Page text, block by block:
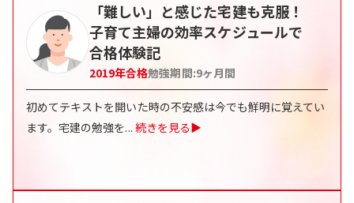
「難しい」と感じた宅建も克服！
子育て主婦の効率スケジュールで
合格体験記
2019年合格勉強期間:9ヶ月間
初めてテキストを開いた時の不安感は今でも鮮明に覚えてい
ます。宅建の勉強を... 続きを見る▶